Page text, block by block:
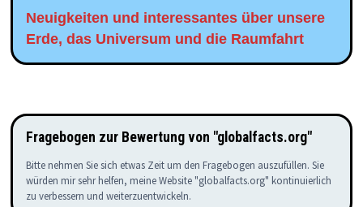
Neuigkeiten und interessantes über unsere
Erde, das Universum und die Raumfahrt
Fragebogen zur Bewertung von "globalfacts.org"
Bitte nehmen Sie sich etwas Zeit um den Fragebogen auszufüllen. Sie
würden mir sehr helfen, meine Website "globalfacts.org" kontinuierlich
zu verbessern und weiterzuentwickeln.